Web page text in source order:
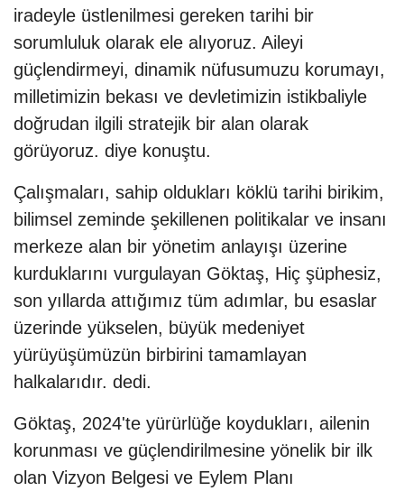
iradeyle üstlenilmesi gereken tarihi bir
sorumluluk olarak ele alıyoruz. Aileyi
güçlendirmeyi, dinamik nüfusumuzu korumayı,
milletimizin bekası ve devletimizin istikbaliyle
doğrudan ilgili stratejik bir alan olarak
görüyoruz. diye konuştu.
Çalışmaları, sahip oldukları köklü tarihi birikim,
bilimsel zeminde şekillenen politikalar ve insanı
merkeze alan bir yönetim anlayışı üzerine
kurduklarını vurgulayan Göktaş, Hiç şüphesiz,
son yıllarda attığımız tüm adımlar, bu esaslar
üzerinde yükselen, büyük medeniyet
yürüyüşümüzün birbirini tamamlayan
halkalarıdır. dedi.
Göktaş, 2024'te yürürlüğe koydukları, ailenin
korunması ve güçlendirilmesine yönelik bir ilk
olan Vizyon Belgesi ve Eylem Planı